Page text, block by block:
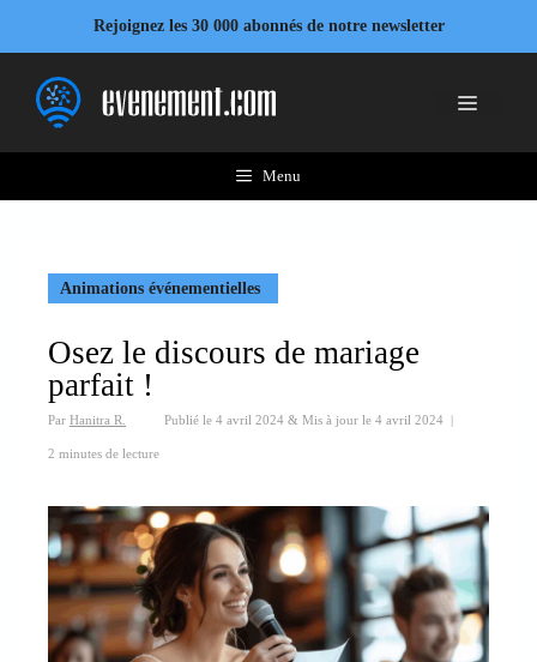
contenu
Rejoignez les 30 000 abonnés de notre newsletter
Menu
Menu
Animations événementielles
Osez le discours de mariage
parfait !
Par Hanitra R. Publié le 4 avril 2024 & Mis à jour le 4 avril 2024 |
2 minutes de lecture